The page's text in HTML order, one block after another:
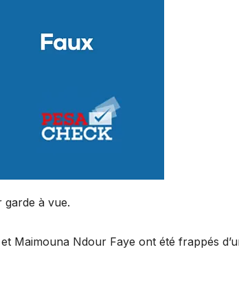
garde à vue.
Maimouna Ndour Faye ont été frappés